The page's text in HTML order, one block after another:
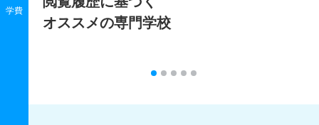
学費
オススメの専門学校